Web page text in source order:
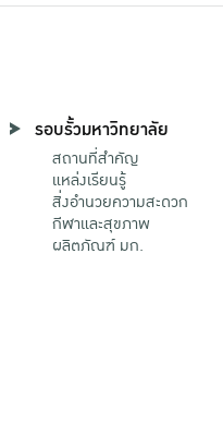
รอบรั้วมหาวิทยาลัย
สถานที่สำคัญ
แหล่งเรียนรู้
สิ่งอำนวยความสะดวก
กีฬาและสุขภาพ
ผลิตภัณฑ์ มก.